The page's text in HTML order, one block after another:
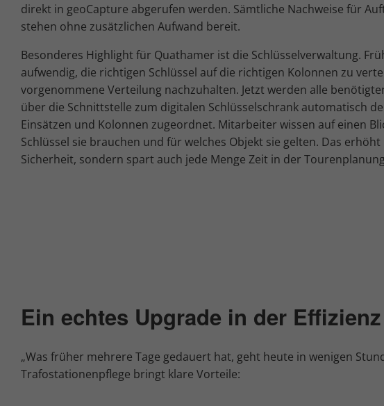
direkt in geoCapture abgerufen werden. Sämtliche Nachweise für
stehen ohne zusätzlichen Aufwand bereit.
Besonderes Highlight für Quathamer ist die Schlüsselverwaltung.
aufwendig, die richtigen Schlüssel auf die richtigen Kolonnen zu
vorgenommene Verteilung nachzuhalten. Jetzt werden alle
über die Schnittstelle zum digitalen Schlüsselschrank automatisch
Einsätzen und Kolonnen zugeordnet. Mitarbeiter wissen auf einen
Schlüssel sie brauchen und für welches Objekt sie gelten. Das
Sicherheit, sondern spart auch jede Menge Zeit in der
Ein echtes Upgrade in der Effizienz
„Was früher mehrere Tage gedauert hat, geht heute in wenigen
Trafostationenpflege bringt klare Vorteile: